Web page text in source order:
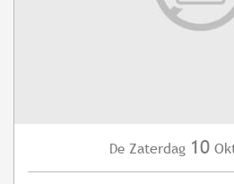
De Zaterdag 10